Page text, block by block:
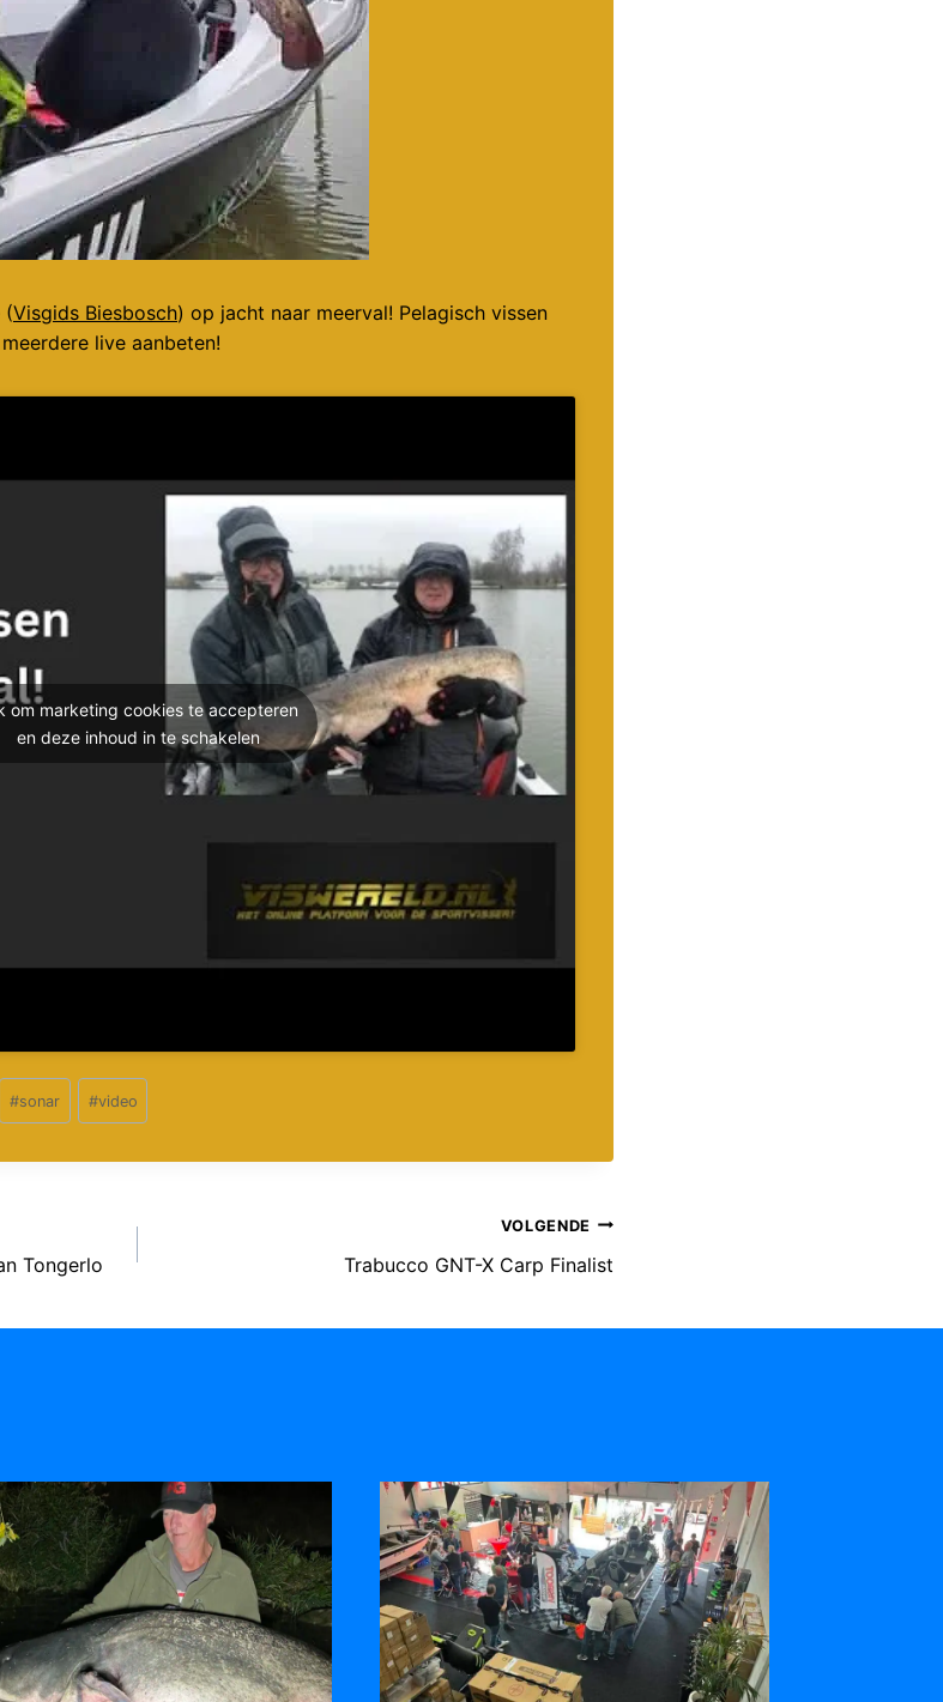
(Visgids Biesbosch) op jacht naar meerval! Pelagisch vissen
live aanbeten!
om marketing cookies te accepteren
en deze inhoud in te schakelen
#sonar #video
Tongerlo
VOLGENDE
Trabucco GNT-X Carp Finalist